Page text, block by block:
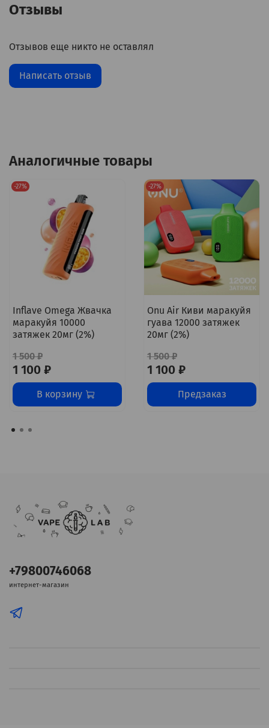
Отзывы
Отзывов еще никто не оставлял
Написать отзыв
Аналогичные товары
-27%
Inflave Omega Жвачка
маракуйя 10000
затяжек 20мг (2%)
1 500 ₽
1 100 ₽
В корзину
-27%
Onu Air Киви маракуйя
гуава 12000 затяжек
20мг (2%)
1 500 ₽
1 100 ₽
Предзаказ
+79800746068
интернет-магазин